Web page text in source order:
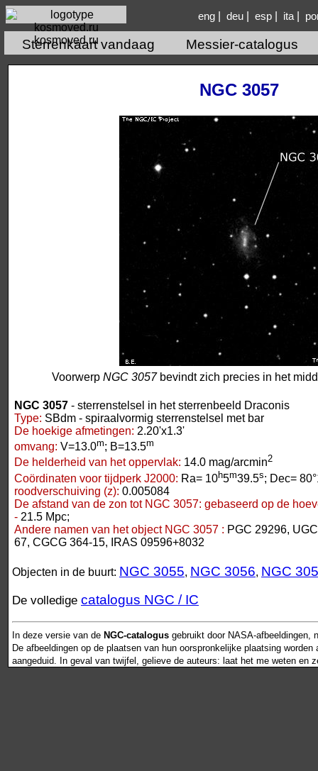
kosmoved.ru
eng| deu| esp| ita|
Sterrenkaart vandaag Messier-catalogus
NGC 3057
Voorwerp NGC 3057bevindt zich precies in het
NGC 3057 - sterrenstelsel in het sterrenbeeld Draconis
Type: SBdm - spiraalvormig sterrenstelsel met bar
De hoekige afmetingen: 2.20'x1.3'
omvang: V=13.0m; B=13.5m
De helderheid van het oppervlak: 14.0 mag/arcmin2
Coördinaten voor tijdperk J2000: Ra= 10h5m39.5s; Dec=
roodverschuiving (z): 0.005084
De afstand van de zon tot NGC 3057: gebaseerd op de
- 21.5 Mpc;
Andere namen van het object NGC 3057 : PGC 29296,
67, CGCG 364-15, IRAS 09596+8032
Objecten in de buurt: NGC 3055, NGC 3056, NGC
De volledige catalogus NGC / IC
In deze versie van de NGC-catalogus gebruikt door NASA-afbeeldingen,
De afbeeldingen op de plaatsen van hun oorspronkelijke plaatsing
aangeduid. In geval van twijfel, gelieve de auteurs: laat het me weten en